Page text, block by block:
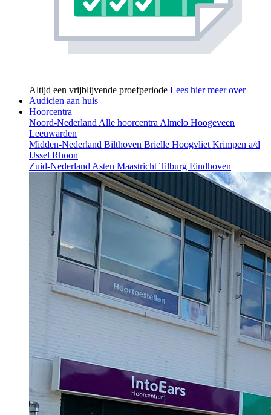
Altijd een vrijblijvende proefperiode Lees hier meer over
Audicien aan huis
Hoorcentra
Noord-Nederland Alle hoorcentra Almelo Hoogeveen
Leeuwarden
Midden-Nederland Bilthoven Brielle Hoogvliet Krimpen a/d
IJssel Rhoon
Zuid-Nederland Asten Maastricht Tilburg Eindhoven